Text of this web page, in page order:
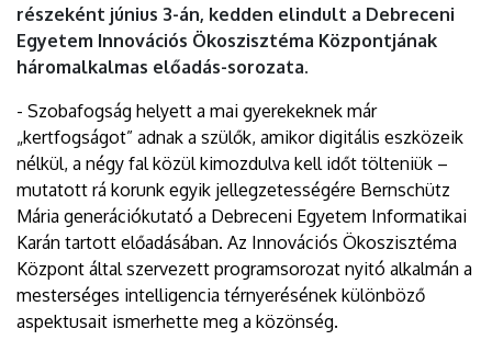
részeként június 3-án, kedden elindult a Debreceni
Egyetem Innovációs Ökoszisztéma Központjának
háromalkalmas előadás-sorozata.
- Szobafogság helyett a mai gyerekeknek már
„kertfogságot” adnak a szülők, amikor digitális eszközeik
nélkül, a négy fal közül kimozdulva kell időt tölteniük –
mutatott rá korunk egyik jellegzetességére Bernschütz
Mária generációkutató a Debreceni Egyetem Informatikai
Karán tartott előadásában. Az Innovációs Ökoszisztéma
Központ által szervezett programsorozat nyitó alkalmán a
mesterséges intelligencia térnyerésének különböző
aspektusait ismerhette meg a közönség.